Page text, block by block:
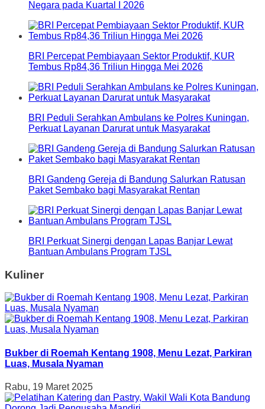
Negara pada Kuartal I 2026
BRI Percepat Pembiayaan Sektor Produktif, KUR
Tembus Rp84,36 Triliun Hingga Mei 2026
BRI Peduli Serahkan Ambulans ke Polres Kuningan,
Perkuat Layanan Darurat untuk Masyarakat
BRI Gandeng Gereja di Bandung Salurkan Ratusan
Paket Sembako bagi Masyarakat Rentan
BRI Perkuat Sinergi dengan Lapas Banjar Lewat
Bantuan Ambulans Program TJSL
Kuliner
Bukber di Roemah Kentang 1908, Menu Lezat, Parkiran
Luas, Musala Nyaman
Rabu, 19 Maret 2025